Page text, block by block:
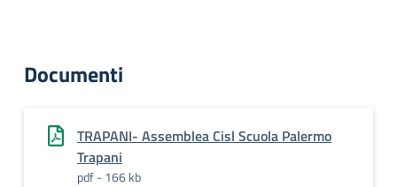
Documenti
TRAPANI- Assemblea Cisl Scuola Palermo
Trapani
pdf - 166 kb